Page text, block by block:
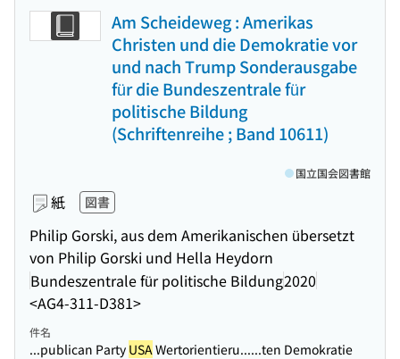
Am Scheideweg : Amerikas
Christen und die Demokratie vor
und nach Trump Sonderausgabe
für die Bundeszentrale für
politische Bildung
(Schriftenreihe ; Band 10611)
紙 図書
Philip Gorski, aus dem Amerikanischen übersetzt
von Philip Gorski und Hella Heydorn
Bundeszentrale für politische Bildung2020
<AG4-311-D381>
国立国会図書館
件名
...publican Party USAWertorientieru......ten Demokratie